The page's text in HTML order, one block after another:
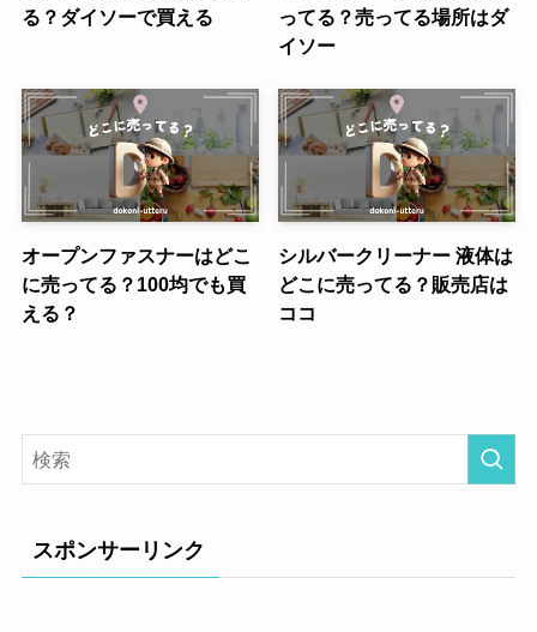
る？ダイソーで買える
ってる？売ってる場所はダ
イソー
オープンファスナーはどこ
に売ってる？100均でも買
える？
シルバークリーナー 液体は
どこに売ってる？販売店は
ココ
スポンサーリンク